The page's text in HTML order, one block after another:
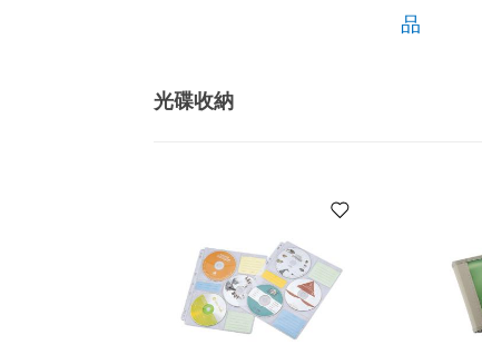
品
光碟收納